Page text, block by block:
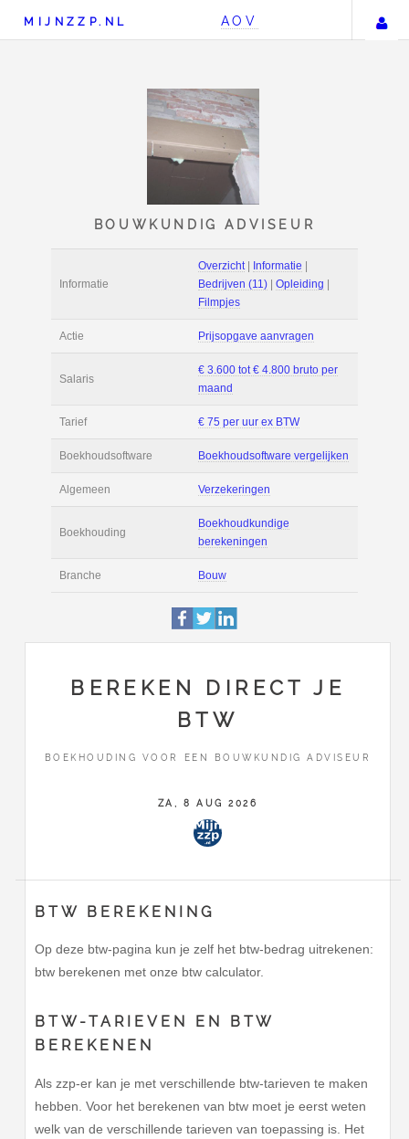
MIJNZZP.NL AOV
BOUWKUNDIG
Overzicht
Filmpjes
Prijsopgave
Salaris
Boekhoudsoftware
Algemeen Verzekeringen
berekeningen
BEREKEN DIRECT JE
BTW
BOEKHOUDING VOOR EEN BOUWKUNDIG ADVISEUR
ZA, 8 AUG 2026
BTW BEREKENING
Op deze btw-pagina kun je zelf het btw-bedrag uitrekenen:
btw berekenen met onze btw calculator.
BTW-TARIEVEN EN BTW
BEREKENEN
Als zzp-er kan je met verschillende btw-tarieven te maken
hebben. Voor het berekenen van btw moet je eerst weten
welk van de verschillende tarieven van toepassing is. Het